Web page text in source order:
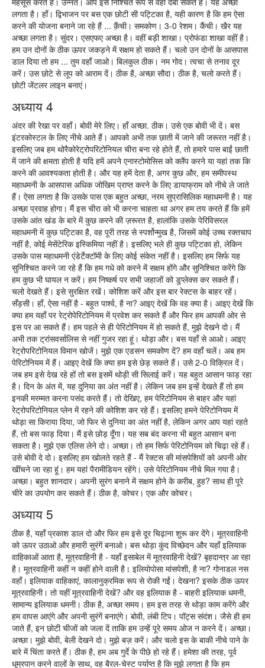
लगता है। हाँ। द्विभाजन पर बस एक छोटी सी पट्टिका है, यही कारण है कि हम ऐसा
करने की योजना बनाने जा रहे हैं ... क़ैंची। समकोण। 3-0 रेशम। कैंची। खैर यह
अच्छा लगता है। सुंदर। एसएफए अच्छा है। वहीं बड़ी शाखा। प्रोफंडा शाखा वहीं है।
हम उन दोनों के ठीक ऊपर जकड़ने में सक्षम हो सकते हैं। चलो उन दोनों के आसपास
डाल दिया तो हम ... तुम वहाँ जाओ। बिलकुल ठीक। नम गोद। त्वचा से तनाव दूर
करें। उस छोटे से लूप को आराम दें। ठीक है, अच्छा सौदा। ठीक है, चलो करते हैं।
छोटी जेंटलर लाइन बनाएं।
अध्याय 4
अंदर की रेखा पर वहाँ। बोवी मेरे लिए। हाँ अच्छा. ठीक। उसे एक बोवी भी दें। बस
इंटरकोस्टल के लिए नीचे आते हैं। आपको अभी तक छाती में जाने की जरूरत नहीं है।
इसलिए जब हम थोरैकोरेट्रोपरिटोनियल चीरा बना रहे होते हैं, तो हमारे पास बाईं छाती
में जाने की क्षमता होती है यदि हमें अपने एनास्टोमोसिस को क्लैंप करने या यहां तक कि
करने की आवश्यकता होती है। और यह हमें देता है, अगर कुछ और, हम समीपस्थ
महाधमनी के आसपास अधिक जोखिम प्राप्त करने के लिए डायाफ्राम को नीचे ले जाते
हैं। ऐसा लगता है कि उसके पास एक बहुत अच्छा, नरम सुप्रासिलिक महाधमनी है। यह
अच्छा प्रवाह होगा। मैं इस चीरा को भी करना चाहता था अगर हम तय करते हैं कि हमें
उसके आंत खंड के बारे में कुछ करने की ज़रूरत है, हालांकि उसके पेरिविसरल
महाधमनी में कुछ पट्टिका है, वह पूरी तरह से स्पर्शोन्मुख है, जिसमें कोई उच्च रक्तचाप
नहीं है, कोई मेसेंटेरिक इस्किमिया नहीं है। इसलिए भले ही कुछ पट्टिका हो, लेकिन
उसके पास महाधमनी एंडेर्टेक्टॉमी के लिए कोई संकेत नहीं है। इसलिए हम सिर्फ यह
सुनिश्चित करने जा रहे हैं कि हम गधे को करने में सक्षम होंगे और सुनिश्चित करेंगे कि
हम कुछ भी घायल न करें। हम निष्कर्ष पर सभी जहाजों को डुप्लेक्स कर सकते हैं।
चलो देखते हैं। इसे सुरक्षित रखें। कोशिश करें और इस बार रेक्टस के बाहर रहें।
सँड़सी। हाँ, ऐसा नहीं है - बहुत पार्श्व, है ना? आइए देखें कि वह क्या है। आइए देखें कि
क्या हम यहाँ पर रेट्रोपेरिटोनियम में प्रवेश कर सकते हैं और फिर हम आपकी ओर से
इस पर आ सकते हैं। हम पहले से ही पेरिटोनियम में हो सकते हैं, मुझे देखने दो। मैं
अभी तक ट्रांसवर्सालिस से नहीं गुजर रहा हूं। थोड़ा और। बस यहाँ से आओ। आइए
रेट्रोपरिटोनियल विमान खोजें। मुझे एक एडसन समकोण दें? हम वहाँ चलें। अब हम
पेरिटोनियम में हैं। आइए देखें कि क्या हम इसे छेड़ सकते हैं। उसे 2-0 विक्रिल दें।
जब हम इसे देख रहे हों तो बस इसमें थोड़ी सी सिलाई करें। यह बहुत आसान फाड़ रहा
है। दिन के अंत में, यह दुनिया का अंत नहीं है। लेकिन जब हम इन्हें देखते हैं तो हम
इनकी मरम्मत करना पसंद करते हैं। तो देखिए, हम पेरिटोनियम से बाहर और यहां
रेट्रोपरिटोनियल प्लेन में रहने की कोशिश कर रहे हैं। इसलिए हमने पेरिटोनियम में
थोड़ा सा किराया दिया, जो फिर से दुनिया का अंत नहीं है, लेकिन अगर आप यहां रहते
हैं, तो बस फाड़ दिया। मैं इसे छोड़ दूँगा। यह सब बंद करना भी बहुत आसान बना
सकता है। मुझे एक एलिस लेने दो। अच्छा। तो हम सिर्फ पेरिटोनियम को चिढ़ा रहे हैं।
उसे बोवी दे दो। इसलिए हम खोलते रहते हैं - मैं रेक्टस की मांसपेशियों को अपनी ओर
खींचने जा रहा हूं। हम यहां पैरामीडियन रहेंगे। उसे पेरिटोनियम नीचे मिल गया है।
अच्छा। बहुत शानदार। अपनी सुरंग बनाने में सक्षम होने के करीब, हुह? साथ ही पूरे
चीरे का उपयोग कर सकते हैं। ठीक है, कोचर। एक और कोचर।
अध्याय 5
ठीक है, यहाँ प्रकाश डाल दो और फिर हम इसे दूर चिढ़ाना शुरू कर देंगे। मूत्रवाहिनी
को ऊपर उठाओ और हमारी सुरंगें बनाओ। बस थोड़ा कुंद विच्छेदन और यहाँ इलियाक
वाहिकाओं आता है, मूत्रवाहिनी है - यहाँ इसाबेल में मूत्रवाहिनी देखें? बृहदान्त्र आ रहा
है। मूत्रवाहिनी कहीं न कहीं होने वाली है। इलियोपोसा मांसपेशी, है ना? गोनाडल नस
वहाँ। इलियाक वाहिकाएं, कालानुक्रमिक रूप से रोकी गईं। देखना? इसके ठीक ऊपर
मूत्रवाहिनी। तो यहीं मूत्रवाहिनी देखें? और वह इलियाक है - बाहरी इलियाक धमनी,
सामान्य इलियाक धमनी। ठीक है, अच्छा समय। हम इस तरह से थोड़ा काम करेंगे और
हम वापस आएंगे और अपनी सुरंगें बनाएंगे। बोवी, लंबी टिप। पॉट्स संदंश। जैसे ही हम
जाते हैं, इन छोटी चीजों को जला दें ताकि हम उन्हें पूरे समय ओज न करने दें। अच्छा।
अच्छा। मुझे बोवी, बेली देखने दो। मुझे बज़ करें। और चलो इस के बाकी नीचे पाने के
बारे में चिंता करते हैं। ठीक है, हम अब गुर्दे के पीछे हो रहे हैं। हमेशा की तरह, पूर्व
धूम्रपान करने वालों के साथ, वह बैरल-चेस्ट पर्याप्त है कि मुझे लगता है कि हम